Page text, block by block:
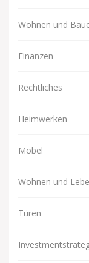
Wohnen und
Finanzen
Rechtliches
Heimwerken
Möbel
Wohnen und
Türen